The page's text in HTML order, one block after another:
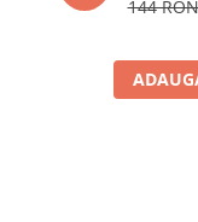
144